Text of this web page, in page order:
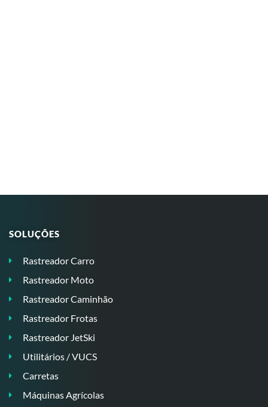
SOLUÇÕES
Rastreador Carro
Rastreador Moto
Rastreador Caminhão
Rastreador Frotas
Rastreador JetSki
Utilitários / VUCS
Carretas
Máquinas Agrícolas